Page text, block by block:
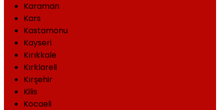
Karaman
Kars
Kastamonu
Kayseri
Kırıkkale
Kırklareli
Kırşehir
Kilis
Kocaeli